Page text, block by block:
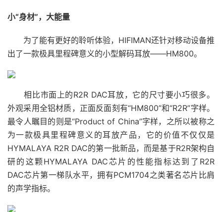
小“身材”，大能量
为了能有更好的聆听体验，HIFIMAN还针对移动设备推
出了一款极具里程碑意义的小型解码耳放——HM800。
相比市面上的R2R DAC耳放，它的尺寸要小巧很多。
外观采用全铝材质，正面反面刻有“HM800”和“R2R”字样。
最令人瞩目的则是“Product of China”字样，之所以被称之
为一款极具里程碑意义的耳放产品，它的价值不仅仅是
HYMALAYA R2R DAC的第一批新品，而是基于R2R架构自
研的这颗HYMALAYA DAC芯片的性能指标达到了R2R
DAC芯片第一梯队水平，拥有PCM1704之类著名芯片比肩
的声学指标。